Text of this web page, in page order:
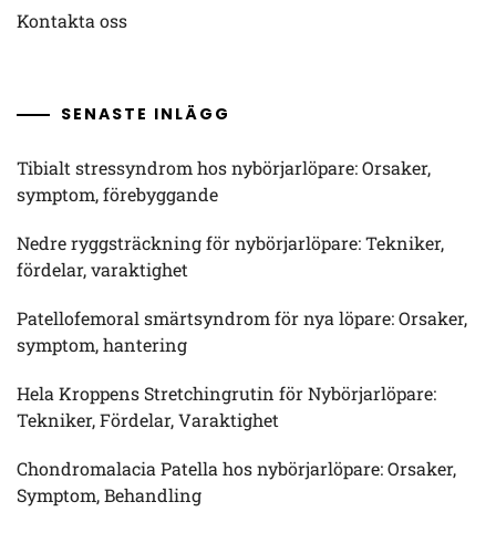
Kontakta oss
SENASTE INLÄGG
Tibialt stressyndrom hos nybörjarlöpare: Orsaker,
symptom, förebyggande
Nedre ryggsträckning för nybörjarlöpare: Tekniker,
fördelar, varaktighet
Patellofemoral smärtsyndrom för nya löpare: Orsaker,
symptom, hantering
Hela Kroppens Stretchingrutin för Nybörjarlöpare:
Tekniker, Fördelar, Varaktighet
Chondromalacia Patella hos nybörjarlöpare: Orsaker,
Symptom, Behandling